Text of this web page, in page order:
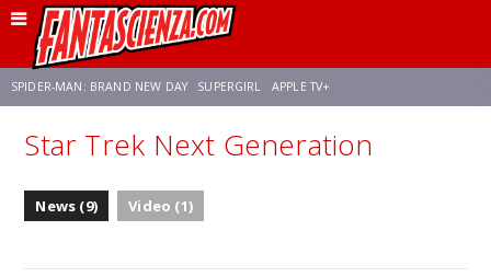
SPIDER-MAN: BRAND NEW DAY SUPERGIRL APPLE TV+
FRANCO RICCIARDIELLO ZENDAYA STAR TREK AVENGERS: DOOMSDAY
Star Trek Next Generation
News (9) Video (1)